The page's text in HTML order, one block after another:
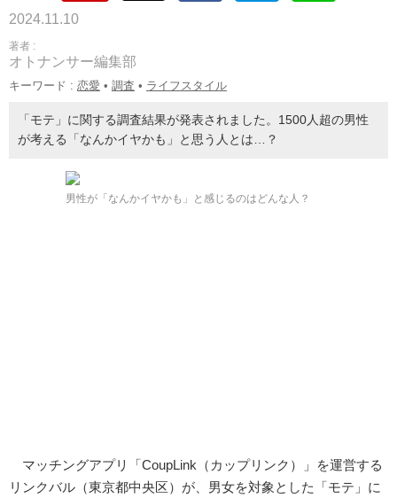
2024.11.10
著者 :
オトナンサー編集部
キーワード : 恋愛 • 調査 • ライフスタイル
「モテ」に関する調査結果が発表されました。1500人超の男性
が考える「なんかイヤかも」と思う人とは…？
男性が「なんかイヤかも」と感じるのはどんな人？
マッチングアプリ「CoupLink（カップリンク）」を運営する
リンクバル（東京都中央区）が、男女を対象とした「モテ」に